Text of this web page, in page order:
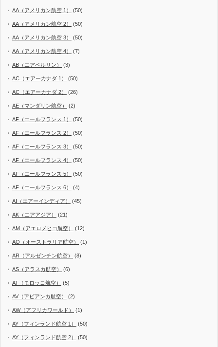
AA（アメリカン航空 1） (50)
AA（アメリカン航空 2） (50)
AA（アメリカン航空 3） (50)
AA（アメリカン航空 4） (7)
AB（エアベルリン） (3)
AC（エアーカナダ 1） (50)
AC（エアーカナダ 2） (26)
AE（マンダリン航空） (2)
AF（エールフランス 1） (50)
AF（エールフランス 2） (50)
AF（エールフランス 3） (50)
AF（エールフランス 4） (50)
AF（エールフランス 5） (50)
AF（エールフランス 6） (4)
AI（エアーインディア） (45)
AK（エアアジア） (21)
AM（アエロメヒコ航空） (12)
AO（オーストラリア航空） (1)
AR（アルゼンチン航空） (8)
AS（アラスカ航空） (6)
AT（モロッコ航空） (5)
AV（アビアンカ航空） (2)
AW（アフリカワールド） (1)
AY（フィンランド航空 1） (50)
AY（フィンランド航空 2） (50)